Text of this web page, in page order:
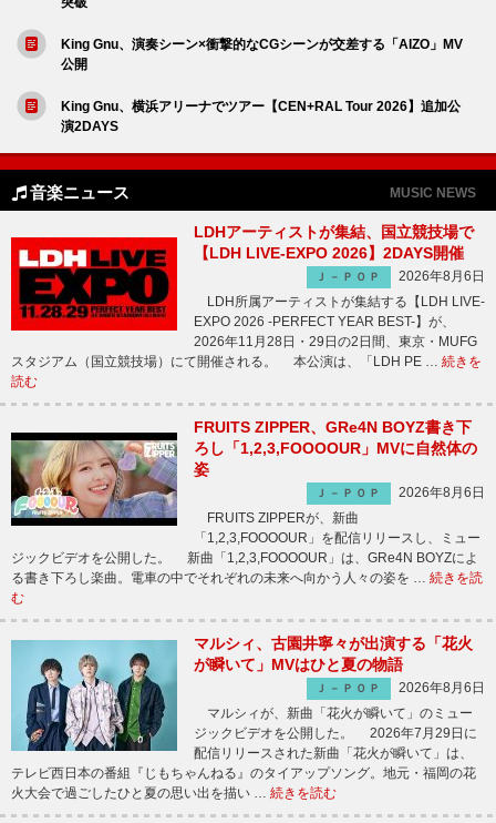
King Gnu、演奏シーン×衝撃的なCGシーンが交差する「AIZO」MV
公開
King Gnu、横浜アリーナでツアー【CEN+RAL Tour 2026】追加公
演2DAYS
音楽ニュース MUSIC NEWS
LDHアーティストが集結、国立競技場で
【LDH LIVE-EXPO 2026】2DAYS開催
Ｊ－ＰＯＰ
2026年8月6日
LDH所属アーティストが集結する【LDH LIVE-
EXPO 2026 -PERFECT YEAR BEST-】が、
2026年11月28日・29日の2日間、東京・MUFG
スタジアム（国立競技場）にて開催される。 本公演は、「LDH PE … 続きを
読む
FRUITS ZIPPER、GRe4N BOYZ書き下
ろし「1,2,3,FOOOOUR」MVに自然体の
姿
Ｊ－ＰＯＰ
2026年8月6日
FRUITS ZIPPERが、新曲
「1,2,3,FOOOOUR」を配信リリースし、ミュー
ジックビデオを公開した。 新曲「1,2,3,FOOOOUR」は、GRe4N BOYZによ
る書き下ろし楽曲。電車の中でそれぞれの未来へ向かう人々の姿を … 続きを読
む
マルシィ、古園井寧々が出演する「花火
が瞬いて」MVはひと夏の物語
Ｊ－ＰＯＰ
2026年8月6日
マルシィが、新曲「花火が瞬いて」のミュー
ジックビデオを公開した。 2026年7月29日に
配信リリースされた新曲「花火が瞬いて」は、
テレビ西日本の番組『じもちゃんねる』のタイアップソング。地元・福岡の花
火大会で過ごしたひと夏の思い出を描い … 続きを読む